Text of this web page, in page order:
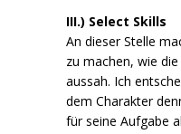
III.) Select Skills
An dieser Stelle
zu machen, wie
aussah. Ich
dem Charakter
für seine Aufgabe